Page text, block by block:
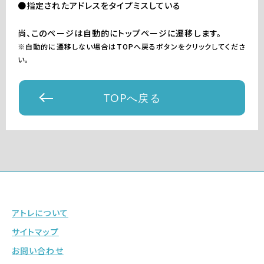
●指定されたアドレスをタイプミスしている
尚、このページは自動的にトップページに遷移します。
※自動的に遷移しない場合はTOPへ戻るボタンをクリックしてくださ
い。
TOPへ戻る
アトレについて
サイトマップ
お問い合わせ